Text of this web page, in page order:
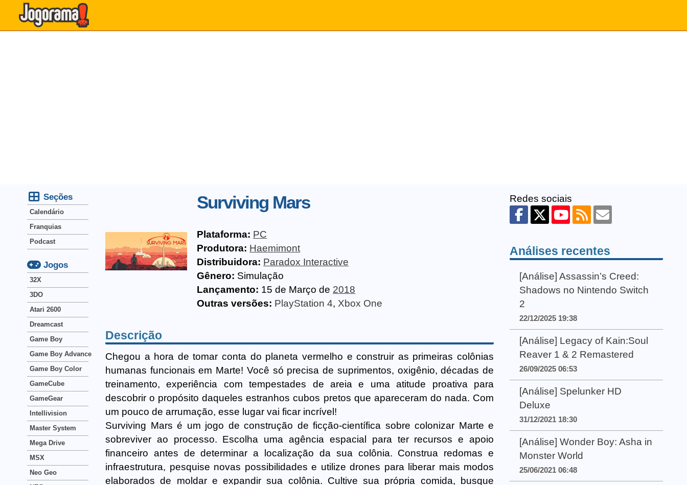
Surviving Mars
Plataforma: PC
Produtora: Haemimont
Distribuidora: Paradox Interactive
Gênero: Simulação
Lançamento: 15 de Março de 2018
Outras versões: PlayStation 4, Xbox One
Descrição
Chegou a hora de tomar conta do planeta vermelho e construir as primeiras colônias
humanas funcionais em Marte! Você só precisa de suprimentos, oxigênio, décadas de
treinamento, experiência com tempestades de areia e uma atitude proativa para
descobrir o propósito daqueles estranhos cubos pretos que apareceram do nada. Com
um pouco de arrumação, esse lugar vai ficar incrível!
Surviving Mars é um jogo de construção de ficção-científica sobre colonizar Marte e
sobreviver ao processo. Escolha uma agência espacial para ter recursos e apoio
financeiro antes de determinar a localização da sua colônia. Construa redomas e
infraestrutura, pesquise novas possibilidades e utilize drones para liberar mais modos
elaborados de moldar e expandir sua colônia. Cultive sua própria comida, busque
Seções
Calendário
Franquias
Podcast
Jogos
32X
3DO
Atari 2600
Dreamcast
Game Boy
Game Boy Advance
Game Boy Color
GameCube
GameGear
Intellivision
Master System
Mega Drive
MSX
Neo Geo
Redes sociais
Análises recentes
[Análise] Assassin’s Creed:
Shadows no Nintendo Switch
2
22/12/2025 19:38
[Análise] Legacy of Kain:Soul
Reaver 1 & 2 Remastered
26/09/2025 06:53
[Análise] Spelunker HD
Deluxe
31/12/2021 18:30
[Análise] Wonder Boy: Asha in
Monster World
25/06/2021 06:48